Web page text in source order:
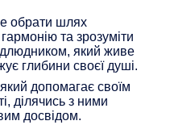
обрати шлях
та зрозуміти
який живе
глибини своєї душі.
допомагає своїм
ділячись з ними
досвідом.